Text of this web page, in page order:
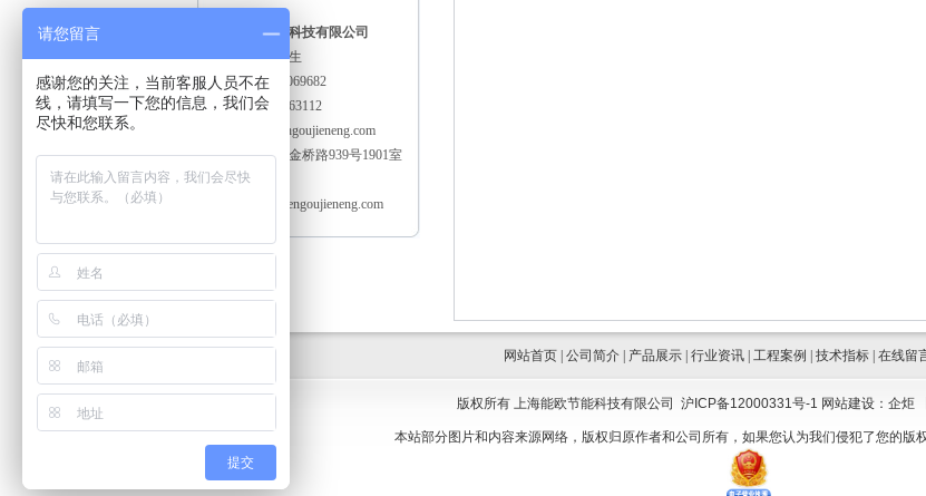
上海能欧节能科技有限公司
联系人：唐先生
电话：021-61069682
手机：13301663112
邮箱：sh@nengoujieneng.com
地址：上海市金桥路939号1901室
邮编：200136
网址：www.nengoujieneng.com
网站首页 公司简介 产品展示 行业资讯 工程案例 技术指标 在线留
版权所有 上海能欧节能科技有限公司 沪ICP备12000331号-1 网站建设： 企炬
本站部分图片和内容来源网络，版权归原作者和公司所有，如果您认为我们侵犯了您的版
请您留言
感谢您的关注，当前客服人员不在
线，请填写一下您的信息，我们会
尽快和您联系。
提交